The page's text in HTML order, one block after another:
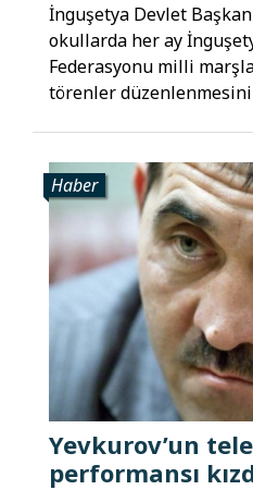
İnguşetya Devlet
okullarda her ay
Federasyonu milli
törenler düzenlenmesini
Haber
Yevkurov’un
performansı